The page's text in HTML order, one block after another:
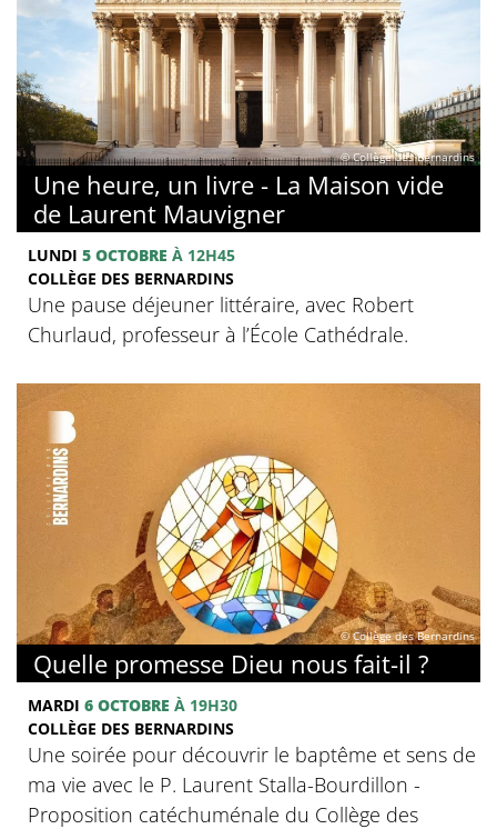
© Collège des Bernardins
Une heure, un livre - La Maison vide
de Laurent Mauvigner
LUNDI 5 OCTOBRE À 12H45
COLLÈGE DES BERNARDINS
Une pause déjeuner littéraire, avec Robert
Churlaud, professeur à l’École Cathédrale.
© Collège des Bernardins
Quelle promesse Dieu nous fait-il ?
MARDI 6 OCTOBRE À 19H30
COLLÈGE DES BERNARDINS
Une soirée pour découvrir le baptême et sens de
ma vie avec le P. Laurent Stalla-Bourdillon -
Proposition catéchuménale du Collège des